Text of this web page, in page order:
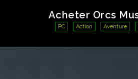
Acheter Orcs
PC Action Aventure